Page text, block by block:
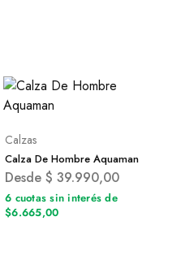
Calzas
Calza De Hombre Aquaman
Desde $ 39.990,00
6 cuotas sin interés de
$6.665,00